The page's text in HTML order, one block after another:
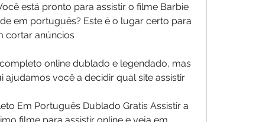
está pronto para assistir o filme Barbie
em português? Este é o lugar certo para
cortar anúncios
online dublado e legendado, mas
ajudamos você a decidir qual site assistir
Em Português Dublado Gratis Assistir a
filme para assistir online e veja em